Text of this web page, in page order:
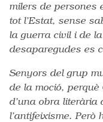
milers de persones
tot l’Estat, sense
la guerra civil i de
desaparegudes es
Senyors del grup
de la moció, perquè
d’una obra literària
l’antifeixisme. Però